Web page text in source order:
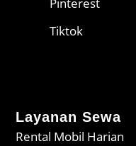
Pinterest
Tiktok
Layanan Sewa
Rental Mobil Harian